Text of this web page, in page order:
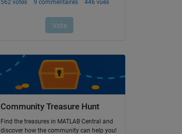
Community Treasure Hunt
Find the treasures in MATLAB Central and
discover how the community can help you!